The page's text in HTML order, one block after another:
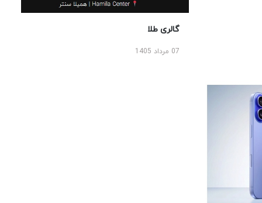
گالری طلا
07 مرداد 1405